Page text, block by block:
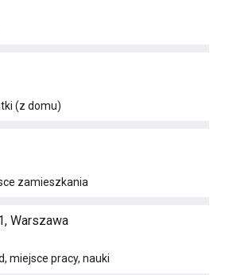
(z domu)
zamieszkania
Warszawa
miejsce pracy, nauki